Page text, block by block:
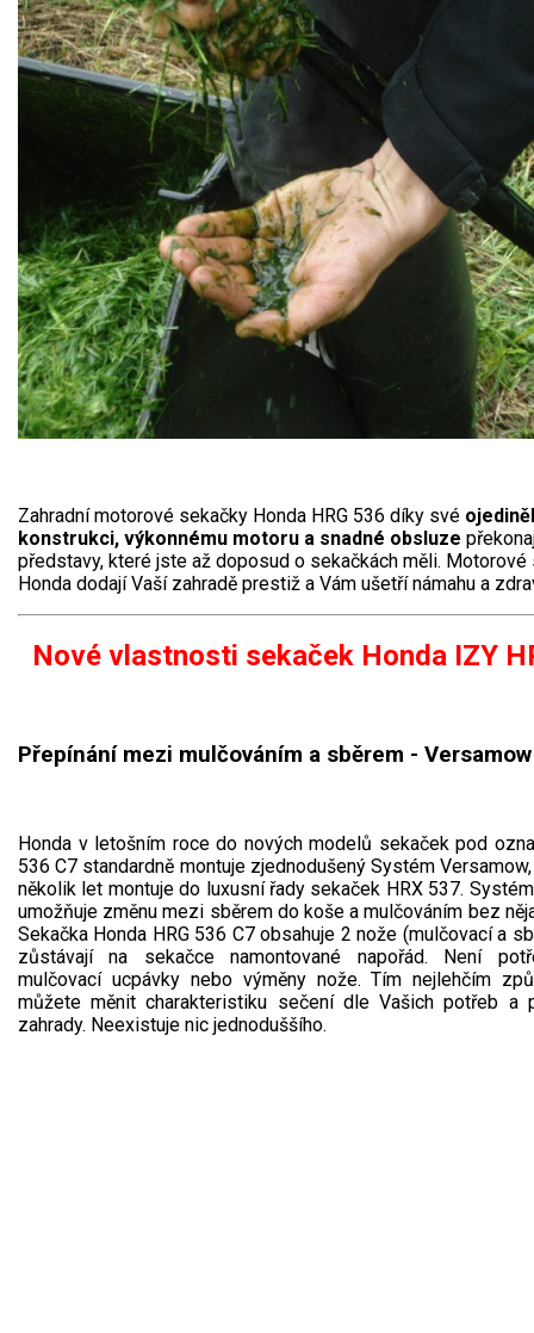
Zahradní motorové sekačky Honda HRG 536 díky své
konstrukci, výkonnému motoru a snadné obsluze
představy, které jste až doposud o sekačkách měli. Motorové
Honda dodají Vaší zahradě prestiž a Vám ušetří námahu a
Nové vlastnosti sekaček Honda IZY
Přepínání mezi mulčováním a sběrem -
Honda v letošním roce do nových modelů sekaček pod
536 C7 standardně montuje zjednodušený Systém
několik let montuje do luxusní řady sekaček HRX 537.
umožňuje změnu mezi sběrem do koše a mulčováním bez
Sekačka Honda HRG 536 C7 obsahuje 2 nože (mulčovací a
zůstávají na sekačce namontované napořád. Není
mulčovací ucpávky nebo výměny nože. Tím nejlehčím
můžete měnit charakteristiku sečení dle Vašich potřeb a
zahrady. Neexistuje nic jednoduššího.